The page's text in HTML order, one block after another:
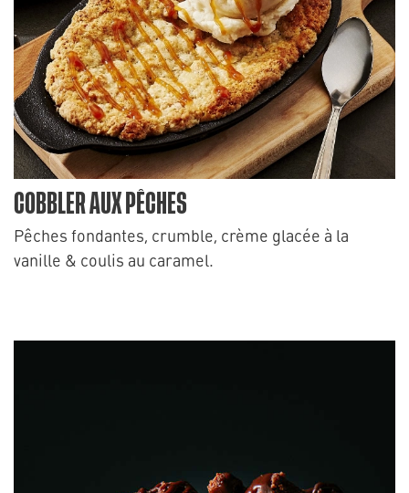
COBBLER AUX PÊCHES
Pêches fondantes, crumble, crème glacée à la
vanille & coulis au caramel.